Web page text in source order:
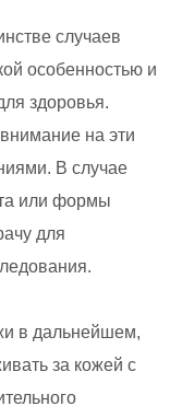
случаев
особенностью и
здоровья.
на эти
В случае
или формы
для
в дальнейшем,
за кожей с